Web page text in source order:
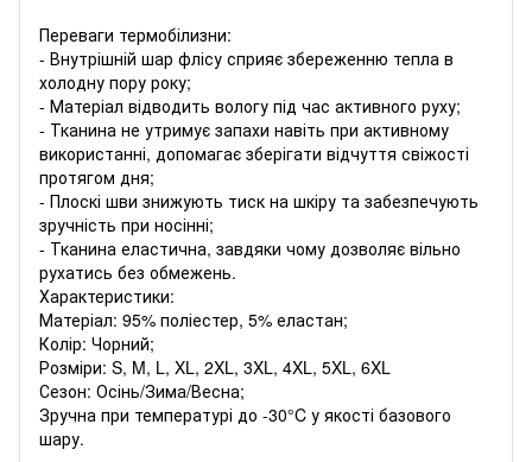
Переваги термобілизни:
- Внутрішній шар флісу сприяє збереженню тепла в
холодну пору року;
- Матеріал відводить вологу під час активного руху;
- Тканина не утримує запахи навіть при активному
використанні, допомагає зберігати відчуття свіжості
протягом дня;
- Плоскі шви знижують тиск на шкіру та забезпечують
зручність при носінні;
- Тканина еластична, завдяки чому дозволяє вільно
рухатись без обмежень.
Характеристики:
Матеріал: 95% поліестер, 5% еластан;
Колір: Чорний;
Розміри: S, M, L, XL, 2XL, 3XL, 4XL, 5XL, 6XL
Сезон: Осінь/Зима/Весна;
Зручна при температурі до -30°C у якості базового
шару.